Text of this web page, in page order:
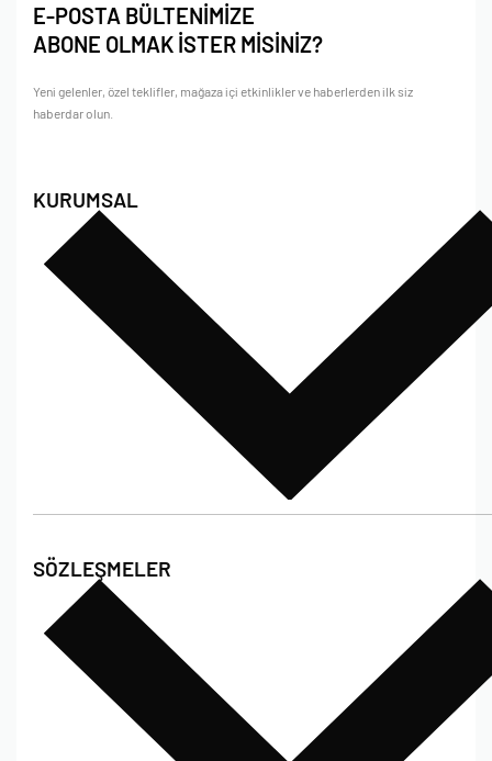
KURUMSAL
Poshet Blog
Sıkça Sorulan Sorular
Bize Ulaşın
SÖZLEŞMELER
E-POSTA BÜLTENİMİZE
ABONE OLMAK İSTER MİSİNİZ?
Yeni gelenler, özel teklifler, mağaza içi etkinlikler ve haberlerden ilk siz
haberdar olun.